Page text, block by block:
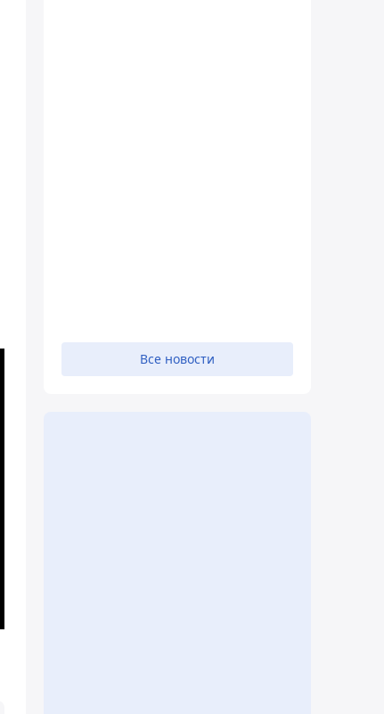
Все новости